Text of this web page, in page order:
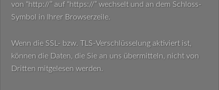
von “http://” auf “https://” wechselt und an dem Schloss-
Symbol in Ihrer Browserzeile.
Wenn die SSL- bzw. TLS-Verschlüsselung aktiviert ist,
können die Daten, die Sie an uns übermitteln, nicht von
Dritten mitgelesen werden.